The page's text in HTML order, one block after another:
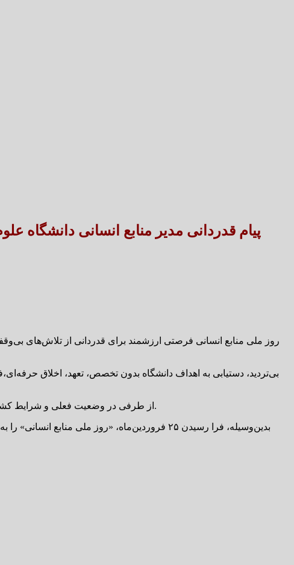
پیام قدردانی مدیر منابع انسانی
روز ملی منابع انسانی فرصتی ارزشمند برای قدردانی از تلاش‌های
بی‌تردید، دستیابی به اهداف دانشگاه بدون تخصص، تعهد، اخلاق
از طرفی در وضعیت فعلی و شرایط کشور، می طلبد همدلی، خدمت رسانی منظم، افزایش رضایتمندی ارباب رجوع و تکریم نیروی انسانی بیش از پیش مورد توجه قرار گیرد.
بدین‌وسیله، فرا رسیدن ۲۵ فروردین‌ماه، «روز